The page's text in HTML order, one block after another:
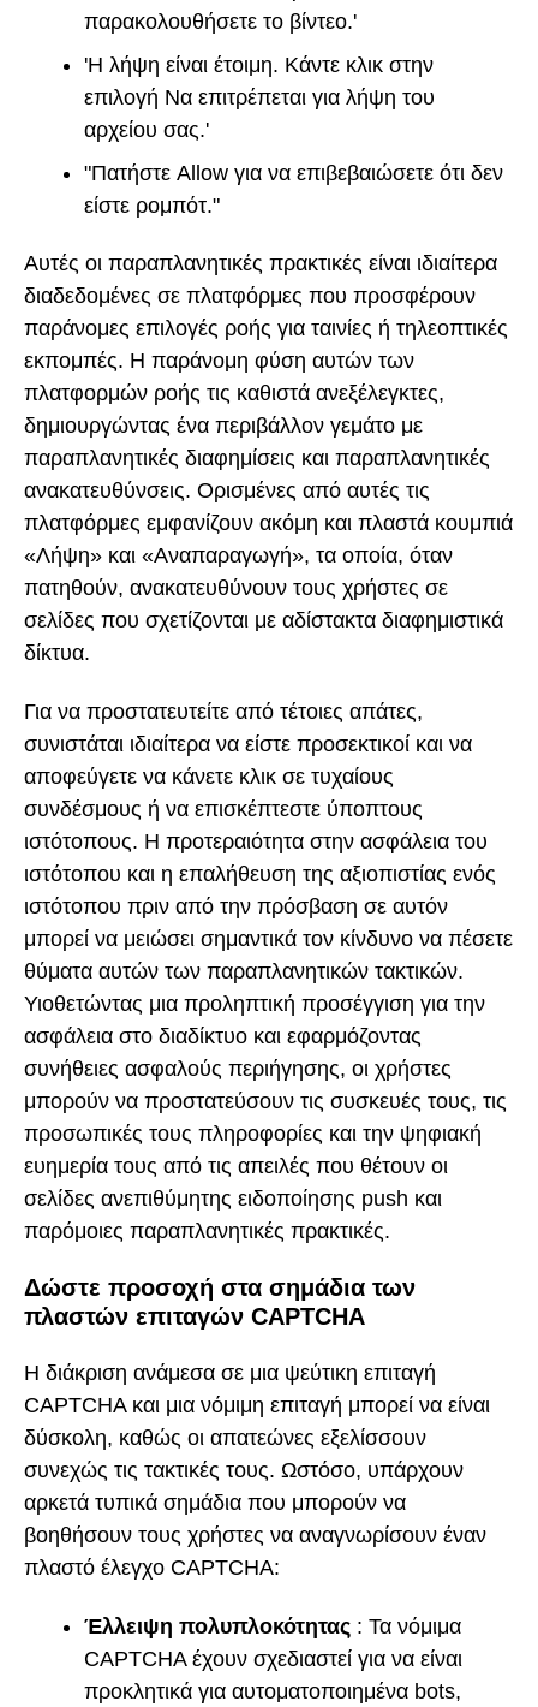
παρακολουθήσετε το βίντεο.'
'Η λήψη είναι έτοιμη. Κάντε κλικ στην
επιλογή Να επιτρέπεται για λήψη του
αρχείου σας.'
"Πατήστε Allow για να επιβεβαιώσετε ότι δεν
είστε ρομπότ."
Αυτές οι παραπλανητικές πρακτικές είναι ιδιαίτερα
διαδεδομένες σε πλατφόρμες που προσφέρουν
παράνομες επιλογές ροής για ταινίες ή τηλεοπτικές
εκπομπές. Η παράνομη φύση αυτών των
πλατφορμών ροής τις καθιστά ανεξέλεγκτες,
δημιουργώντας ένα περιβάλλον γεμάτο με
παραπλανητικές διαφημίσεις και παραπλανητικές
ανακατευθύνσεις. Ορισμένες από αυτές τις
πλατφόρμες εμφανίζουν ακόμη και πλαστά κουμπιά
«Λήψη» και «Αναπαραγωγή», τα οποία, όταν
πατηθούν, ανακατευθύνουν τους χρήστες σε
σελίδες που σχετίζονται με αδίστακτα διαφημιστικά
δίκτυα.
Για να προστατευτείτε από τέτοιες απάτες,
συνιστάται ιδιαίτερα να είστε προσεκτικοί και να
αποφεύγετε να κάνετε κλικ σε τυχαίους
συνδέσμους ή να επισκέπτεστε ύποπτους
ιστότοπους. Η προτεραιότητα στην ασφάλεια του
ιστότοπου και η επαλήθευση της αξιοπιστίας ενός
ιστότοπου πριν από την πρόσβαση σε αυτόν
μπορεί να μειώσει σημαντικά τον κίνδυνο να πέσετε
θύματα αυτών των παραπλανητικών τακτικών.
Υιοθετώντας μια προληπτική προσέγγιση για την
ασφάλεια στο διαδίκτυο και εφαρμόζοντας
συνήθειες ασφαλούς περιήγησης, οι χρήστες
μπορούν να προστατεύσουν τις συσκευές τους, τις
προσωπικές τους πληροφορίες και την ψηφιακή
ευημερία τους από τις απειλές που θέτουν οι
σελίδες ανεπιθύμητης ειδοποίησης push και
παρόμοιες παραπλανητικές πρακτικές.
Δώστε προσοχή στα σημάδια των
πλαστών επιταγών CAPTCHA
Η διάκριση ανάμεσα σε μια ψεύτικη επιταγή
CAPTCHA και μια νόμιμη επιταγή μπορεί να είναι
δύσκολη, καθώς οι απατεώνες εξελίσσουν
συνεχώς τις τακτικές τους. Ωστόσο, υπάρχουν
αρκετά τυπικά σημάδια που μπορούν να
βοηθήσουν τους χρήστες να αναγνωρίσουν έναν
πλαστό έλεγχο CAPTCHA:
Έλλειψη πολυπλοκότητας : Τα νόμιμα
CAPTCHA έχουν σχεδιαστεί για να είναι
προκλητικά για αυτοματοποιημένα bots,